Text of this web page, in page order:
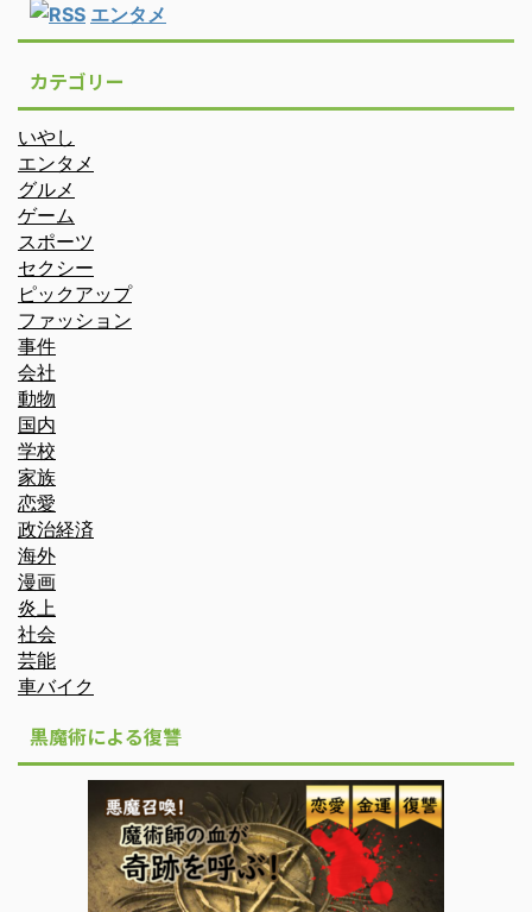
エンタメ
カテゴリー
いやし
エンタメ
グルメ
ゲーム
スポーツ
セクシー
ピックアップ
ファッション
事件
会社
動物
国内
学校
家族
恋愛
政治経済
海外
漫画
炎上
社会
芸能
車バイク
黒魔術による復讐